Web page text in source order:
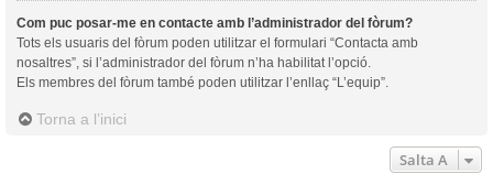
Com puc posar-me en contacte amb l’administrador del fòrum?
Tots els usuaris del fòrum poden utilitzar el formulari “Contacta amb
nosaltres”, si l’administrador del fòrum n’ha habilitat l’opció.
Els membres del fòrum també poden utilitzar l’enllaç “L’equip”.
Torna a l’inici
Salta A